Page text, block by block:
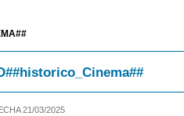
21/03/2025